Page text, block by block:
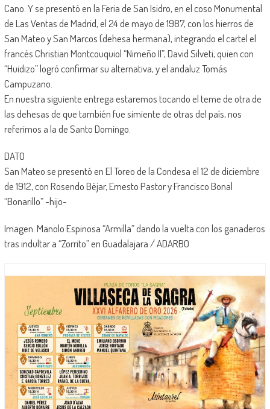
Cano. Y se presentó en la Feria de San Isidro, en el coso Monumental
de Las Ventas de Madrid, el 24 de mayo de 1987, con los hierros de
San Mateo y San Marcos (dehesa hermana), integrando el cartel el
francés Christian Montcouquiol “Nimeño II”, David Silveti, quien con
“Huidizo” logró confirmar su alternativa, y el andaluz Tomás
Campuzano.
En nuestra siguiente entrega estaremos tocando el teme de otra de
las dehesas de que también fue simiente de otras del país, nos
referimos a la de Santo Domingo.
DATO
San Mateo se presentó en El Toreo de la Condesa el 12 de diciembre
de 1912, con Rosendo Béjar, Ernesto Pastor y Francisco Bonal
“Bonarillo” -hijo-
Imagen. Manolo Espinosa “Armilla” dando la vuelta con los ganaderos
tras indultar a “Zorrito” en Guadalajara / ADARBO